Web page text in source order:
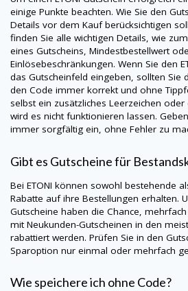
einige Punkte beachten. Wie Sie den
Details vor dem Kauf berücksichtigen
finden Sie alle wichtigen Details, wie
eines Gutscheins, Mindestbestellwert
Einlösebeschränkungen. Wenn Sie den
das Gutscheinfeld eingeben, sollten Sie
den Code immer korrekt und ohne
selbst ein zusätzliches Leerzeichen
wird es nicht funktionieren lassen.
immer sorgfältig ein, ohne Fehler zu
Gibt es Gutscheine für
Bei ETONI können sowohl bestehende
Rabatte auf ihre Bestellungen erhalten.
Gutscheine haben die Chance,
mit Neukunden-Gutscheinen in den
rabattiert werden. Prüfen Sie in den
Sparoption nur einmal oder mehrfach
Wie speichere ich ohne Code?